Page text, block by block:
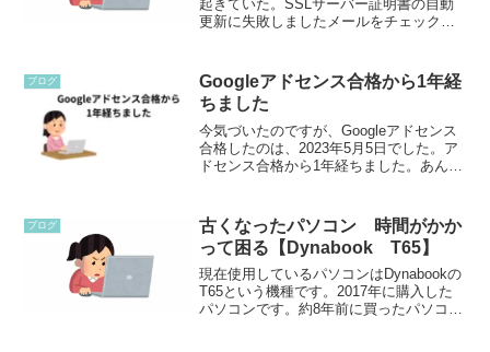
起きていた。SSLサーバー証明書の自動
更新に失敗しましたメールをチェックし
限日まで残り【20日】となります。と来
ていた。しか...
ブログ
Googleアドセンス合格から1年経
ちました
今気づいたのですが、Googleアドセンス
合格したのは、2023年5月5日でした。ア
ドセンス合格から1年経ちました。あんな
こ昨日5月5日って何かの日だったと思っ
てたけど...
ブログ
古くなったパソコン 時間がかか
って困る【Dynabook T65】
現在使用しているパソコンはDynabookの
T65という機種です。2017年に購入した
パソコンです。約8年前に買ったパソコン